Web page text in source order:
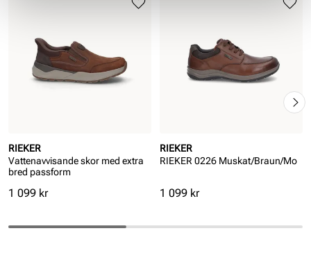
RIEKER
Vattenavvisande skor med extra
bred passform
Pris
1 099 kr
RIEKER
RIEKER 0226 Muskat/Braun/Mo
Pris
1 099 kr